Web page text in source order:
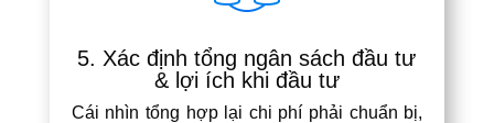
5. Xác định tổng ngân sách đầu tư
& lợi ích khi đầu tư
Cái nhìn tổng hợp lại chi phí phải chuẩn bị,